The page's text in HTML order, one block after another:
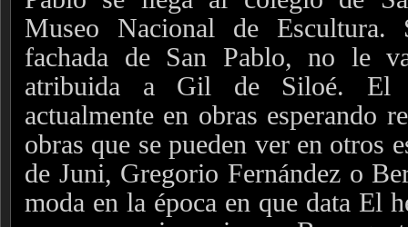
Museo Nacional de Escultura.
fachada de San Pablo, no le
atribuida a Gil de Siloé. El
actualmente en obras esperando
obras que se pueden ver en otros
de Juni, Gregorio Fernández o
moda en la época en que data El